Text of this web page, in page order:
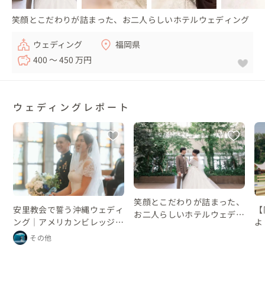
笑顔とこだわりが詰まった、お二人らしいホテルウェディング
ウェディング
福岡県
400 〜 450 万円
ウェディングレポート
安里教会で誓う沖縄ウェディ
ング｜アメリカンビレッジの
レストランパーティー
その他
笑顔とこだわりが詰まった、
お二人らしいホテルウェディ